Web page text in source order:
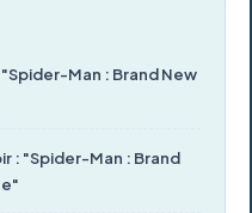
Man : Brand New
: "Spider-Man : Brand